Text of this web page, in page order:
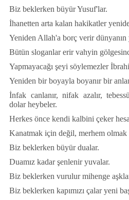
Biz beklerken büyür Yusuf'lar.
İhanetten arta kalan hakikatler
Yeniden Allah'a borç verir dü
Bütün sloganlar erir vahyin gö
Yapmayacağı şeyi söylemezler
Yeniden bir boyayla boyanır bir
İnfak canlanır, nifak azalır, tebess
dolar heybeler.
Herkes önce kendi kalbini çeker
Kanatmak için değil, merhem olmak
Biz beklerken büyür dualar.
Duamız kadar şenlenir yuvalar.
Biz beklerken vurulur mihenge
Biz beklerken kapımızı çalar yeni